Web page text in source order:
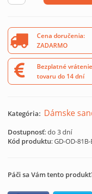
Cena doručenia:
ZADARMO
Bezplatné vrátenie
tovaru do 14 dní
Kategória: Dámske
Dostupnosť: do 3 dní
Kód produktu:GD-OD-81B-
Páči sa Vám tento